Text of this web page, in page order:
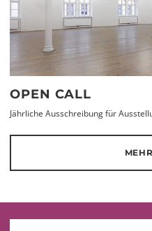
OPEN CALL
Jährliche Ausschreibung für